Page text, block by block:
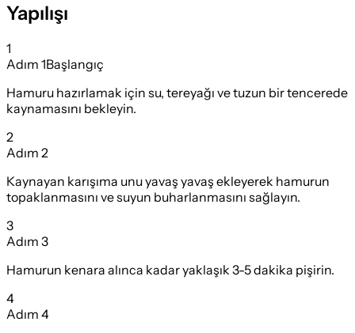
Yapılışı
1
Adım 1Başlangıç
Hamuru hazırlamak için su, tereyağı ve tuzun bir tencerede
kaynamasını bekleyin.
2
Adım 2
Kaynayan karışıma unu yavaş yavaş ekleyerek hamurun
topaklanmasını ve suyun buharlanmasını sağlayın.
3
Adım 3
Hamurun kenara alınca kadar yaklaşık 3-5 dakika pişirin.
4
Adım 4